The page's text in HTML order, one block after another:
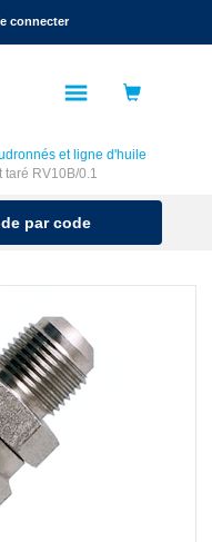
connecter
et ligne d'huile
taré RV10B/0.1
par code